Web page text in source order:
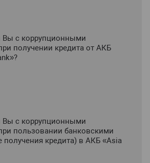
Вы с коррупционными
получении кредита от АКБ
Вы с коррупционными
пользовании банковскими
получения кредита) в АКБ «Asia